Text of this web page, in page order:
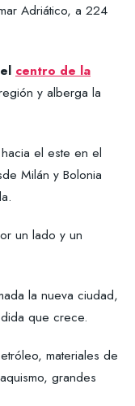
Adriático, a 224
centro de la
y alberga la
el este en el
Milán y Bolonia
un lado y un
la nueva ciudad,
que crece.
materiales de
grandes